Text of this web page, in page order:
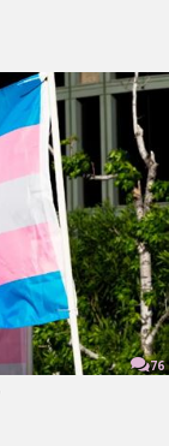
76